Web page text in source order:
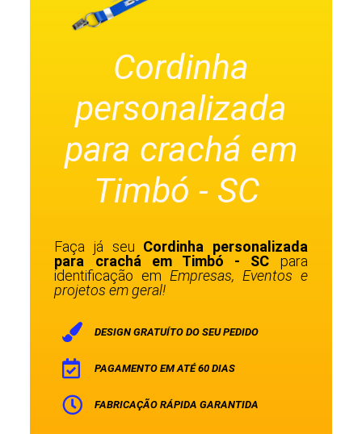
Cordinha
personalizada
para crachá em
Timbó - SC
Faça já seu Cordinha personalizada
para crachá em Timbó - SC para
identificação em Empresas, Eventos e
projetos em geral!
DESIGN GRATUÍTO DO SEU PEDIDO
PAGAMENTO EM ATÉ 60 DIAS
FABRICAÇÃO RÁPIDA GARANTIDA